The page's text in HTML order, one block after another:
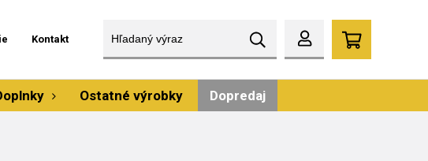
Kontakt
Ostatné výrobky Dopredaj